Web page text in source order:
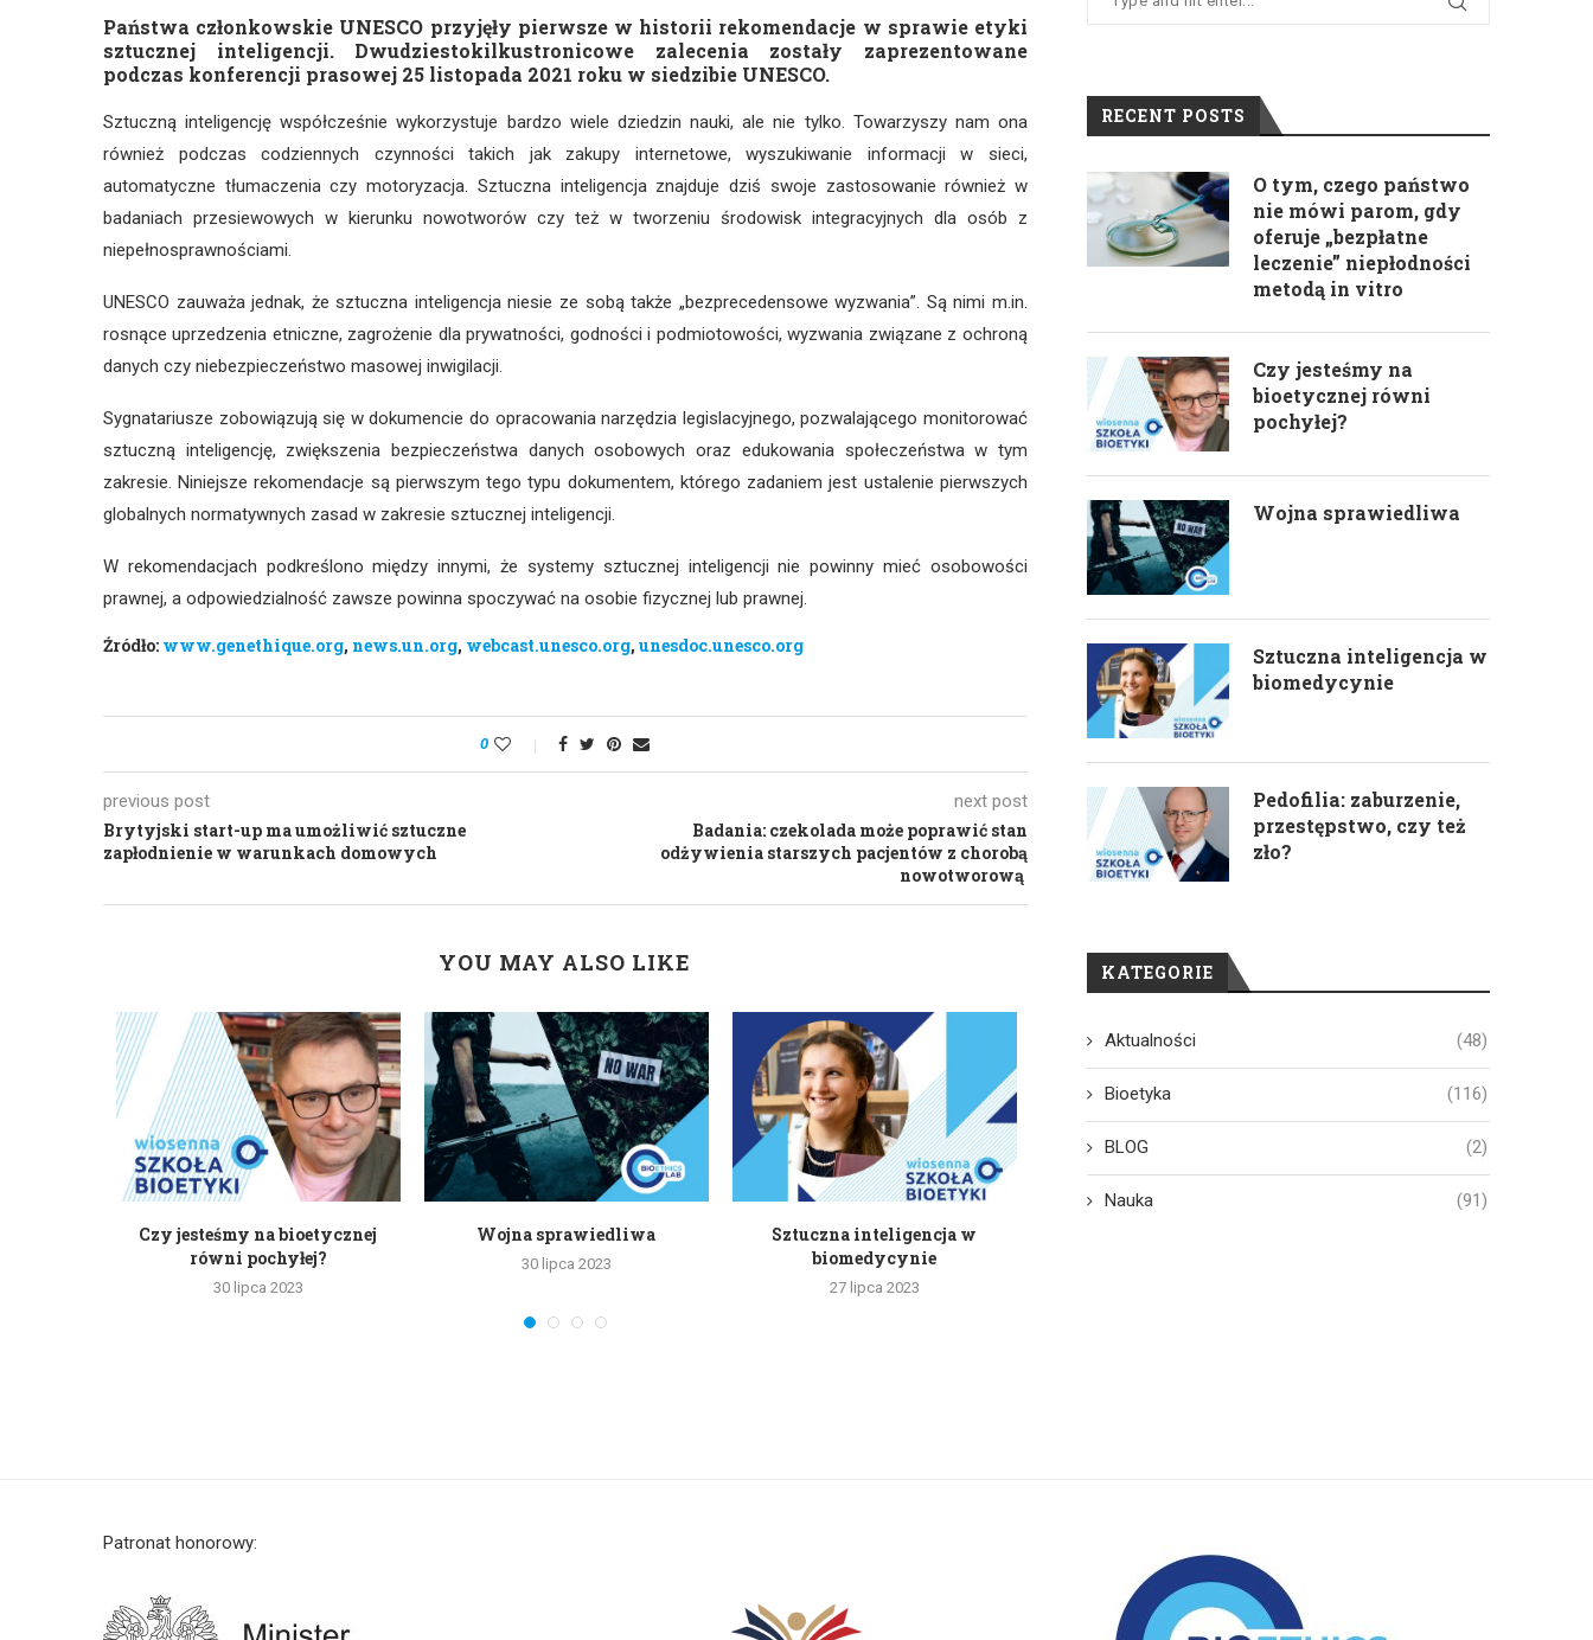
Państwa członkowskie UNESCO przyjęły pierwsze w historii rekomendacje w sprawie etyki
sztucznej inteligencji. Dwudziestokilkustronicowe zalecenia zostały zaprezentowane
podczas konferencji prasowej 25 listopada 2021 roku w siedzibie UNESCO.
Sztuczną inteligencję współcześnie wykorzystuje bardzo wiele dziedzin nauki, ale nie tylko. Towarzyszy nam ona
również podczas codziennych czynności takich jak zakupy internetowe, wyszukiwanie informacji w sieci,
automatyczne tłumaczenia czy motoryzacja. Sztuczna inteligencja znajduje dziś swoje zastosowanie również w
badaniach przesiewowych w kierunku nowotworów czy też w tworzeniu środowisk integracyjnych dla osób z
niepełnosprawnościami.
UNESCO zauważa jednak, że sztuczna inteligencja niesie ze sobą także „bezprecedensowe wyzwania”. Są nimi m.in.
rosnące uprzedzenia etniczne, zagrożenie dla prywatności, godności i podmiotowości, wyzwania związane z ochroną
danych czy niebezpieczeństwo masowej inwigilacji.
Sygnatariusze zobowiązują się w dokumencie do opracowania narzędzia legislacyjnego, pozwalającego monitorować
sztuczną inteligencję, zwiększenia bezpieczeństwa danych osobowych oraz edukowania społeczeństwa w tym
zakresie. Niniejsze rekomendacje są pierwszym tego typu dokumentem, którego zadaniem jest ustalenie pierwszych
globalnych normatywnych zasad w zakresie sztucznej inteligencji.
W rekomendacjach podkreślono między innymi, że systemy sztucznej inteligencji nie powinny mieć osobowości
prawnej, a odpowiedzialność zawsze powinna spoczywać na osobie fizycznej lub prawnej.
Źródło: www.genethique.org, news.un.org, webcast.unesco.org, unesdoc.unesco.org
0
previous post
Brytyjski start-up ma umożliwić sztuczne
zapłodnienie w warunkach domowych
next post
Badania: czekolada może poprawić stan
odżywienia starszych pacjentów z chorobą
nowotworową
YOU MAY ALSO LIKE
Czy jesteśmy na bioetycznej
równi pochyłej?
30 lipca 2023
Wojna sprawiedliwa
30 lipca 2023
Sztuczna inteligencja w
biomedycynie
27 lipca 2023
RECENT POSTS
O tym, czego państwo
nie mówi parom, gdy
oferuje „bezpłatne
leczenie” niepłodności
metodą in vitro
Czy jesteśmy na
bioetycznej równi
pochyłej?
Wojna sprawiedliwa
Sztuczna inteligencja w
biomedycynie
Pedofilia: zaburzenie,
przestępstwo, czy też
zło?
KATEGORIE
Aktualności (48)
Bioetyka (116)
BLOG (2)
Nauka (91)
Patronat honorowy: